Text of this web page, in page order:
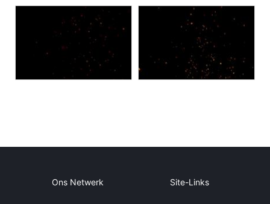
Ons Netwerk Site-Links